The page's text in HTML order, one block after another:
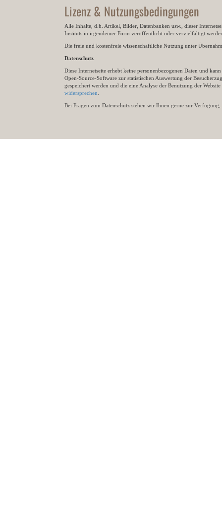
Lizenz & Nutzungsbedingungen
Alle Inhalte, d.h. Artikel, Bilder, Datenbanken usw., dieser
Instituts in irgendeiner Form veröffentlicht oder vervielfältigt
Die freie und kostenfreie wissenschaftliche Nutzung unter
Datenschutz
Diese Internetseite erhebt keine personenbezogenen Daten und
Open-Source-Software zur statistischen Auswertung der
gespeichert werden und die eine Analyse der Benutzung der
widersprechen
Bei Fragen zum Datenschutz stehen wir Ihnen gerne zur